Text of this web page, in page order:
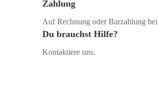
Zahlung
Auf Rechnung oder Barzahlung
Du brauchst Hilfe?
Kontaktiere uns.